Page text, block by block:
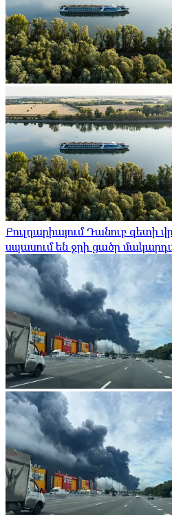
Բուլղարիայում Դանուբ գետի
սպասում են ջրի ցածր